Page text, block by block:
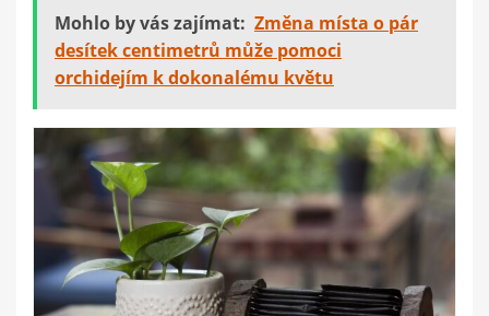
Mohlo by vás zajímat: Změna místa o pár
desítek centimetrů může pomoci
orchidejím k dokonalému květu